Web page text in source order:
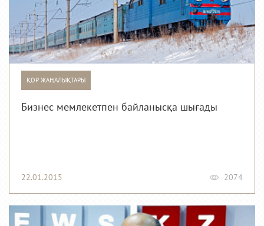
ҚОР ЖАҢАЛЫҚТАРЫ
Бизнес мемлекетпен байланысқа шығады
22.01.2015 2074